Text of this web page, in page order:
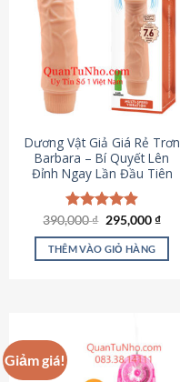
Dương Vật Giả Giá Rẻ Trơn
Barbara – Bí Quyết Lên
Đỉnh Ngay Lần Đầu Tiên
Được xếp
hạng4.90
5 sao
390,000₫ Giá
là:
390,000 ₫.
295,000₫Giá
tại
THÊM VÀO GIỎ HÀNG
Giảm giá!